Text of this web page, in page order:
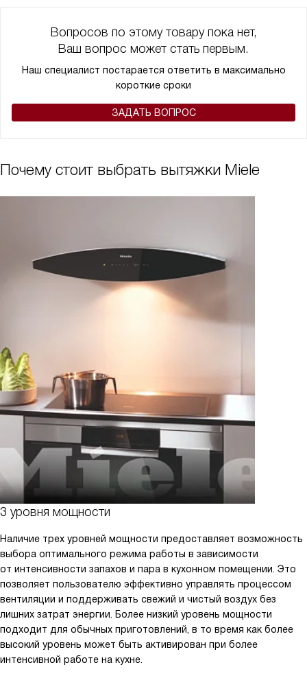
Вопросов по этому товару пока нет,
Ваш вопрос может стать первым.
Наш специалист постарается ответить в максимально
короткие сроки
ЗАДАТЬ ВОПРОС
Почему стоит выбрать вытяжки Miele
3 уровня мощности
Наличие трех уровней мощности предоставляет возможность
выбора оптимального режима работы в зависимости
от интенсивности запахов и пара в кухонном помещении. Это
позволяет пользователю эффективно управлять процессом
вентиляции и поддерживать свежий и чистый воздух без
лишних затрат энергии. Более низкий уровень мощности
подходит для обычных приготовлений, в то время как более
высокий уровень может быть активирован при более
интенсивной работе на кухне.